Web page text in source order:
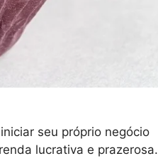
seu próprio negócio
lucrativa e prazerosa.